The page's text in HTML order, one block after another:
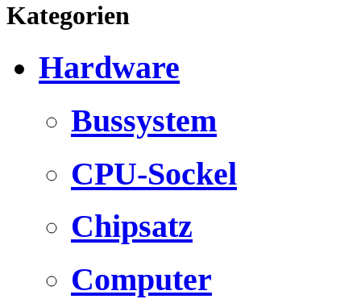
Kategorien
Hardware
Bussystem
CPU-Sockel
Chipsatz
Computer